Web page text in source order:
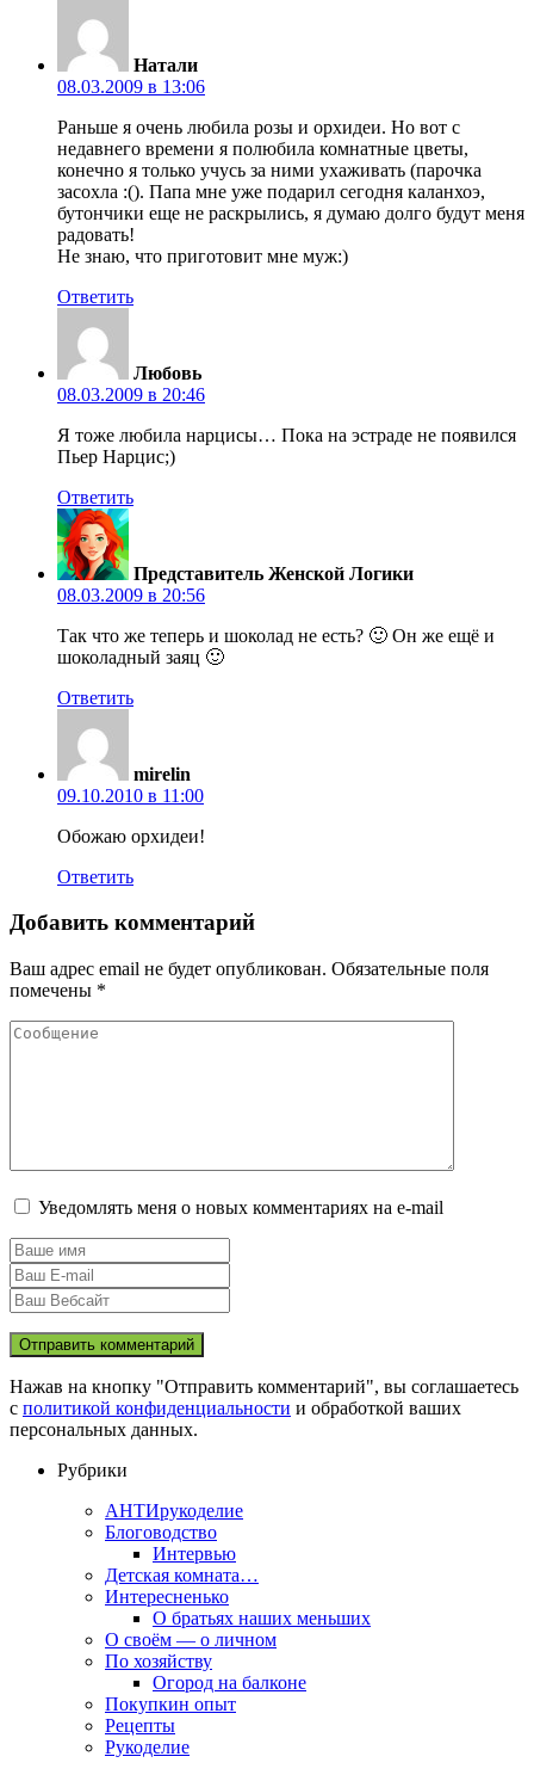
Натали
08.03.2009 в 13:06
Раньше я очень любила розы и орхидеи. Но вот с
недавнего времени я полюбила комнатные цветы,
конечно я только учусь за ними ухаживать (парочка
засохла :(). Папа мне уже подарил сегодня каланхоэ,
бутончики еще не раскрылись, я думаю долго будут меня
радовать!
Не знаю, что приготовит мне муж:)
Ответить
Любовь
08.03.2009 в 20:46
Я тоже любила нарцисы… Пока на эстраде не появился
Пьер Нарцис;)
Ответить
Представитель Женской Логики
08.03.2009 в 20:56
Так что же теперь и шоколад не есть? 🙂 Он же ещё и
шоколадный заяц 🙂
Ответить
mirelin
09.10.2010 в 11:00
Обожаю орхидеи!
Ответить
Добавить комментарий
Ваш адрес email не будет опубликован. Обязательные поля
помечены *
Уведомлять меня о новых комментариях на e-mail
Нажав на кнопку "Отправить комментарий", вы соглашаетесь
с политикой конфиденциальности и обработкой ваших
персональных данных.
Рубрики
АНТИрукоделие
Блоговодство
Интервью
Детская комната…
Интересненько
О братьях наших меньших
О своём — о личном
По хозяйству
Огород на балконе
Покупкин опыт
Рецепты
Рукоделие